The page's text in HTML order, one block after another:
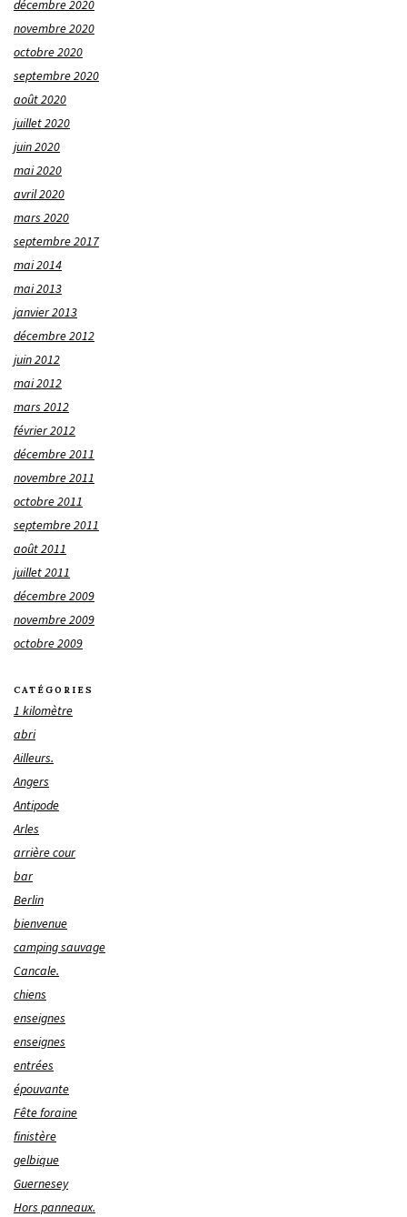
décembre 2020
novembre 2020
octobre 2020
septembre 2020
août 2020
juillet 2020
juin 2020
mai 2020
avril 2020
mars 2020
septembre 2017
mai 2014
mai 2013
janvier 2013
décembre 2012
juin 2012
mai 2012
mars 2012
février 2012
décembre 2011
novembre 2011
octobre 2011
septembre 2011
août 2011
juillet 2011
décembre 2009
novembre 2009
octobre 2009
CATÉGORIES
1 kilomètre
abri
Ailleurs.
Angers
Antipode
Arles
arrière cour
bar
Berlin
bienvenue
camping sauvage
Cancale.
chiens
enseignes
enseignes
entrées
épouvante
Fête foraine
finistère
gelbique
Guernesey
Hors panneaux.